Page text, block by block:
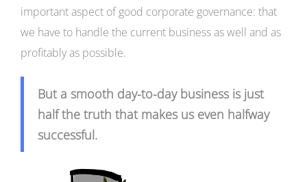
important aspect of good corporate governance: that
we have to handle the current business as well and as
profitably as possible.
But a smooth day-to-day business is just
half the truth that makes us even halfway
successful.